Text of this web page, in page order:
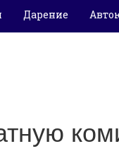
Дарение